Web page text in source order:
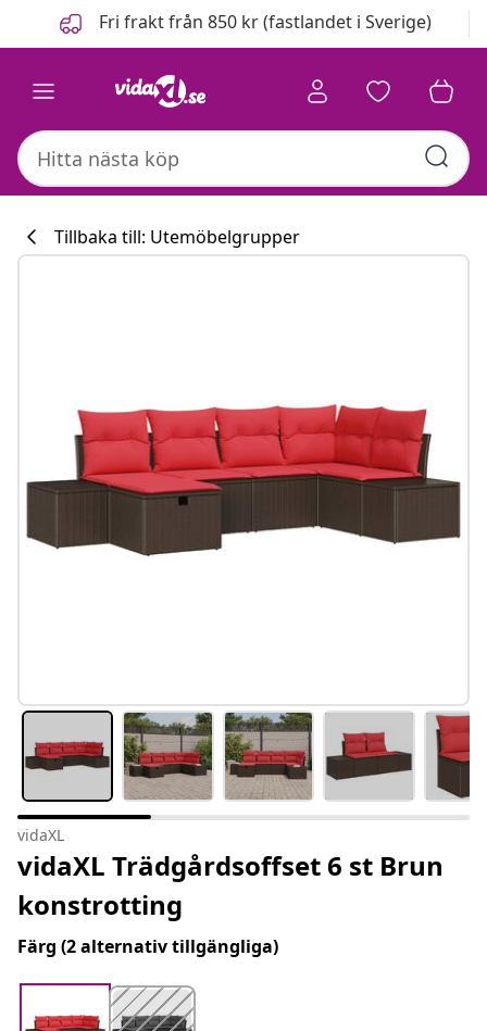
FöregåendeFri frakt från 850 kr (fastlandet i Sverige)
Tillbaka till: Utemöbelgrupper
vidaXL
vidaXL Trädgårdsoffset 6 st Brun
konstrotting
Färg (2 alternativ tillgängliga)